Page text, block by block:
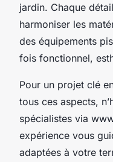
jardin. Chaque
harmoniser les
des équipements
fois fonctionnel,
Pour un projet clé
tous ces aspects,
spécialistes via
expérience vous
adaptées à votre